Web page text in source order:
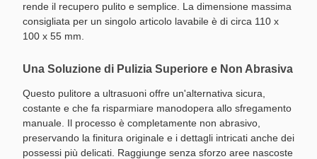
rende il recupero pulito e semplice. La dimensione massima
consigliata per un singolo articolo lavabile è di circa 110 x
100 x 55 mm.
Una Soluzione di Pulizia Superiore e Non Abrasiva
Questo pulitore a ultrasuoni offre un'alternativa sicura,
costante e che fa risparmiare manodopera allo sfregamento
manuale. Il processo è completamente non abrasivo,
preservando la finitura originale e i dettagli intricati anche dei
possessi più delicati. Raggiunge senza sforzo aree nascoste